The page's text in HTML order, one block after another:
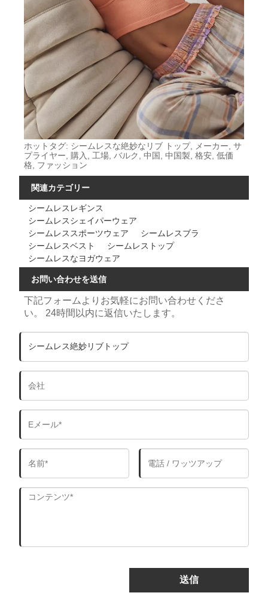
ホットタグ: シームレスな絶妙なリブ トップ, メーカー, サ
プライヤー, 購入, 工場, バルク, 中国, 中国製, 格安, 低価
格, ファッション
関連カテゴリー
シームレスレギンス
シームレスシェイパーウェア
シームレススポーツウェア
シームレスブラ
シームレスベスト
シームレストップ
シームレスなヨガウェア
お問い合わせを送信
下記フォームよりお気軽にお問い合わせくださ
い。 24時間以内に返信いたします。
送信